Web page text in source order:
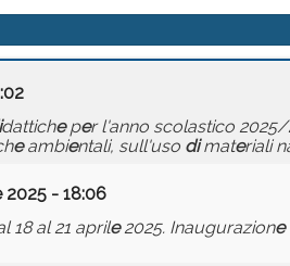
datticheper l'anno scolastico
eambientali, sull'uso dimateriali
2025 - 18:06
18 al 21 aprile2025. Inaugurazione